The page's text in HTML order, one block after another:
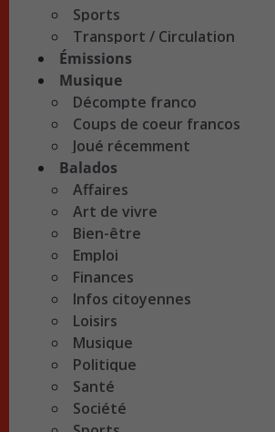
Sports
Transport / Circulation
Émissions
Musique
Décompte franco
Coups de coeur francos
Joué récemment
Balados
Affaires
Art de vivre
Bien-être
Emploi
Finances
Infos citoyennes
Loisirs
Musique
Politique
Santé
Société